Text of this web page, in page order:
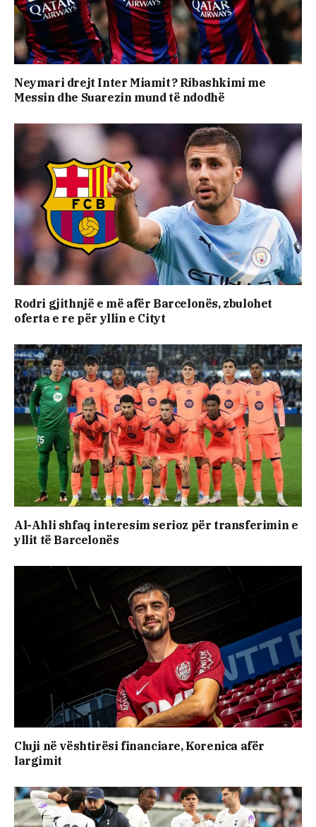
Neymari drejt Inter Miamit? Ribashkimi me
Messin dhe Suarezin mund të ndodhë
Rodri gjithnjë e më afër Barcelonës, zbulohet
oferta e re për yllin e Cityt
Al-Ahli shfaq interesim serioz për transferimin e
yllit të Barcelonës
Cluji në vështirësi financiare, Korenica afër
largimit